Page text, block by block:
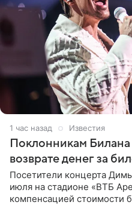
1 час назад Известия
Поклонникам Билана
возврате денег за
Посетители концерта
июля на стадионе «ВТБ
компенсацией стоимости